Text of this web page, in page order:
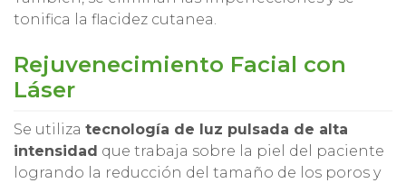
tonifica la flacidez cutanea.
Rejuvenecimiento Facial con
Láser
Se utiliza tecnología de luz pulsada de alta
intensidad que trabaja sobre la piel del paciente
logrando la reducción del tamaño de los poros y